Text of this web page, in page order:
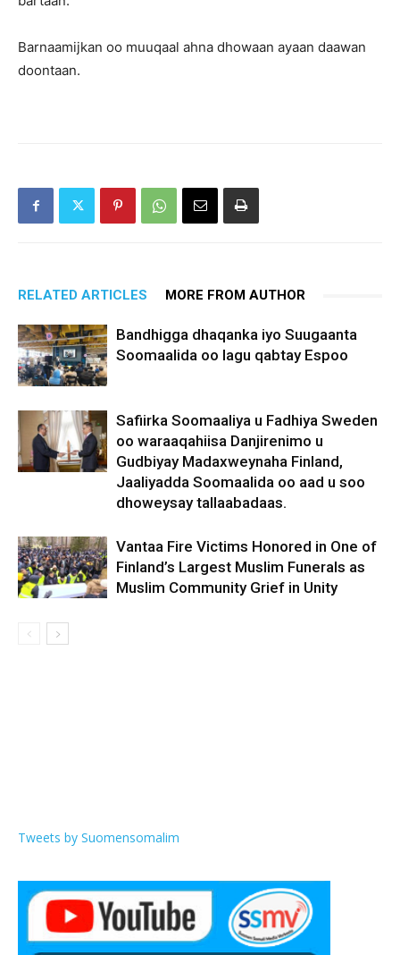
Barnaamijkan oo muuqaal ahna dhowaan ayaan daawan
doontaan.
RELATED ARTICLES MORE FROM AUTHOR
Bandhigga dhaqanka iyo Suugaanta
Soomaalida oo lagu qabtay Espoo
Safiirka Soomaaliya u Fadhiya Sweden
oo waraaqahiisa Danjirenimo u
Gudbiyay Madaxweynaha Finland,
Jaaliyadda Soomaalida oo aad u soo
dhoweysay tallaabadaas.
Vantaa Fire Victims Honored in One of
Finland’s Largest Muslim Funerals as
Muslim Community Grief in Unity
Tweets by Suomensomalim